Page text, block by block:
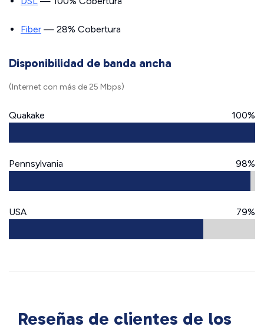
Fiber — 28% Cobertura
Disponibilidad de banda ancha
(Internet con más de 25 Mbps)
Quakake 100%
Pennsylvania 98%
USA 79%
Reseñas de clientes de los